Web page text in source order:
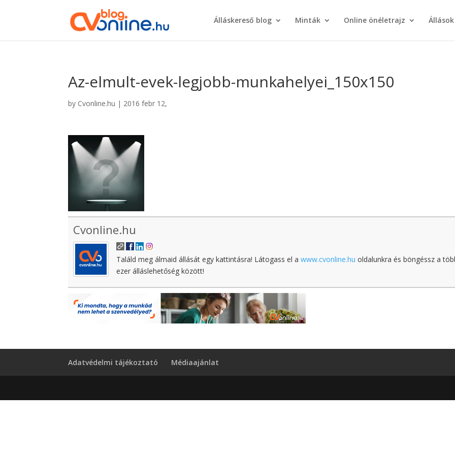
Álláskereső blog Minták Online önéletrajz Állások
Az-elmult-evek-legjobb-munkahelyei_150x150
by Cvonline.hu | 2016 febr 12,
Cvonline.hu
Találd meg álmaid állását egy kattintásra! Látogass el awww.cvonline.hu oldalunkra és böngéssz a
ezer álláslehetőség között!
Adatvédelmi tájékoztató Médiaajánlat